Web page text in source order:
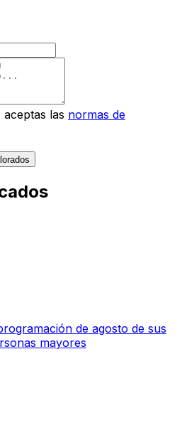
las normas de
de agosto de sus
mayores